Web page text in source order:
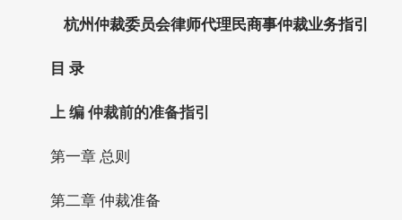
杭州仲裁委员会律师代理民商事仲裁业务指引
目 录
上 编 仲裁前的准备指引
第一章 总则
第二章 仲裁准备